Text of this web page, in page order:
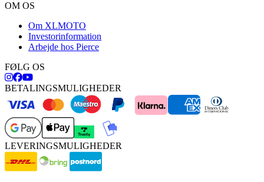
OM OS
Om XLMOTO
Investorinformation
Arbejde hos Pierce
FØLG OS
BETALINGSMULIGHEDER
LEVERINGSMULIGHEDER